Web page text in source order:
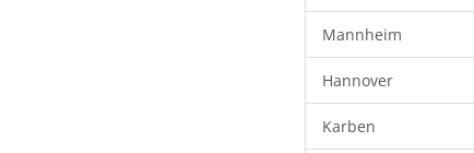
Mannheim
Hannover
Karben